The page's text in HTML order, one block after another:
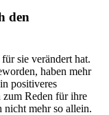
den
sie verändert hat.
haben mehr
positiveres
zum Reden für ihre
nicht mehr so allein.